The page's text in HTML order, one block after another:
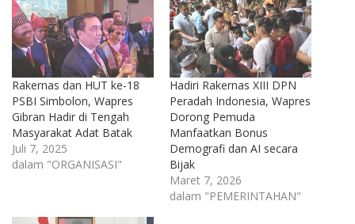
Rakernas dan HUT ke-18
PSBI Simbolon, Wapres
Gibran Hadir di Tengah
Masyarakat Adat Batak
Juli 7, 2025
dalam "ORGANISASI"
Hadiri Rakernas XIII DPN
Peradah Indonesia, Wapres
Dorong Pemuda
Manfaatkan Bonus
Demografi dan AI secara
Bijak
Maret 7, 2026
dalam "PEMERINTAHAN"